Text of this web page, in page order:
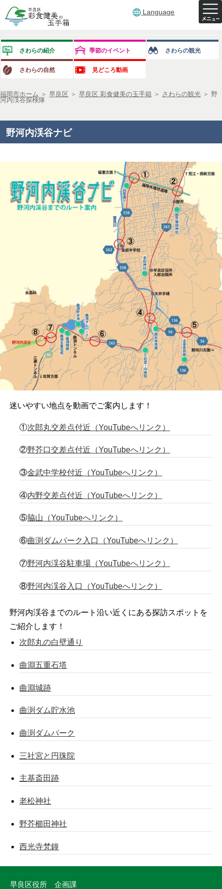
Language
さわらの紹介 季節のイベント さわらの観光
さわらの自然 見どころ動画
福岡市ホーム ＞ 早良区 ＞ 早良区 彩食健美の玉手箱 ＞ さわらの観光 ＞ 野
河内渓谷探検隊
野河内渓谷ナビ
迷いやすい地点を動画でご案内します！
①次郎丸交差点付近（YouTubeへリンク）
②野芥口交差点付近（YouTubeへリンク）
③金武中学校付近（YouTubeへリンク）
④内野交差点付近（YouTubeへリンク）
⑤脇山（YouTubeへリンク）
⑥曲渕ダムパーク入口（YouTubeへリンク）
⑦野河内渓谷駐車場（YouTubeへリンク）
⑧野河内渓谷入口（YouTubeへリンク）
野河内渓谷までのルート沿い近くにある探訪スポットを
ご紹介します！
次郎丸の白壁通り
曲淵五重石塔
曲淵城跡
曲渕ダム貯水池
曲渕ダムパーク
三社宮と円珠院
主基斎田跡
老松神社
野芥櫛田神社
西光寺梵鐘
早良区役所 企画課